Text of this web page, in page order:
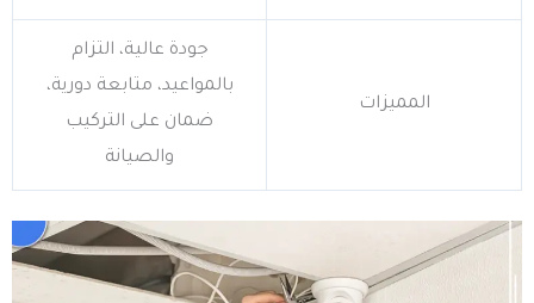
المميزات
جودة عالية، التزام
بالمواعيد، متابعة دورية،
ضمان على التركيب
والصيانة